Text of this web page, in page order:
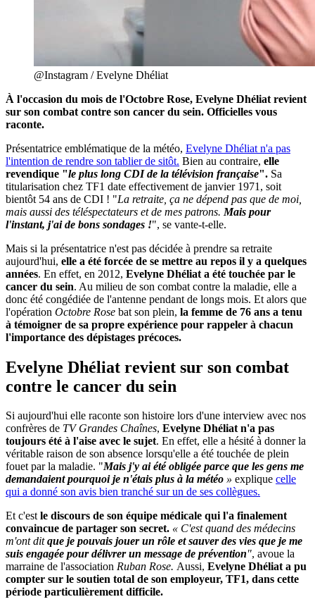
@Instagram / Evelyne Dhéliat
À l'occasion du mois de l'Octobre Rose, Evelyne Dhéliat revient
sur son combat contre son cancer du sein. Officielles vous
raconte.
Présentatrice emblématique de la météo, Evelyne Dhéliat n'a pas
l'intention de rendre son tablier de sitôt. Bien au contraire, elle
revendique "le plus long CDI de la télévision française". Sa
titularisation chez TF1 date effectivement de janvier 1971, soit
bientôt 54 ans de CDI ! "La retraite, ça ne dépend pas que de moi,
mais aussi des téléspectateurs et de mes patrons. Mais pour
l'instant, j'ai de bons sondages !", se vante-t-elle.
Mais si la présentatrice n'est pas décidée à prendre sa retraite
aujourd'hui, elle a été forcée de se mettre au repos il y a quelques
années. En effet, en 2012, Evelyne Dhéliat a été touchée par le
cancer du sein. Au milieu de son combat contre la maladie, elle a
donc été congédiée de l'antenne pendant de longs mois. Et alors que
l'opération Octobre Rose bat son plein, la femme de 76 ans a tenu
à témoigner de sa propre expérience pour rappeler à chacun
l'importance des dépistages précoces.
Evelyne Dhéliat revient sur son combat
contre le cancer du sein
Si aujourd'hui elle raconte son histoire lors d'une interview avec nos
confrères de TV Grandes Chaînes, Evelyne Dhéliat n'a pas
toujours été à l'aise avec le sujet. En effet, elle a hésité à donner la
véritable raison de son absence lorsqu'elle a été touchée de plein
fouet par la maladie. "Mais j'y ai été obligée parce que les gens me
demandaient pourquoi je n'étais plus à la météo » explique celle
qui a donné son avis bien tranché sur un de ses collègues.
Et c'estle discours de son équipe médicale qui l'a finalement
convaincue de partager son secret. « C'est quand des médecins
m'ont ditque je pouvais jouer un rôle et sauver des vies que je me
suis engagée pour délivrer un message de prévention", avoue la
marraine de l'association Ruban Rose. Aussi, Evelyne Dhéliat a pu
compter sur le soutien total de son employeur, TF1, dans cette
période particulièrement difficile.